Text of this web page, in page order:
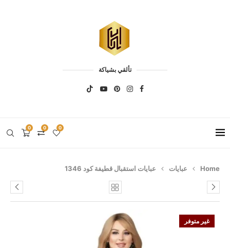
تألقي بشياكة
0 0 0
Home عبايات عبايات استقبال قطيفة كود 1346
غير متوفر